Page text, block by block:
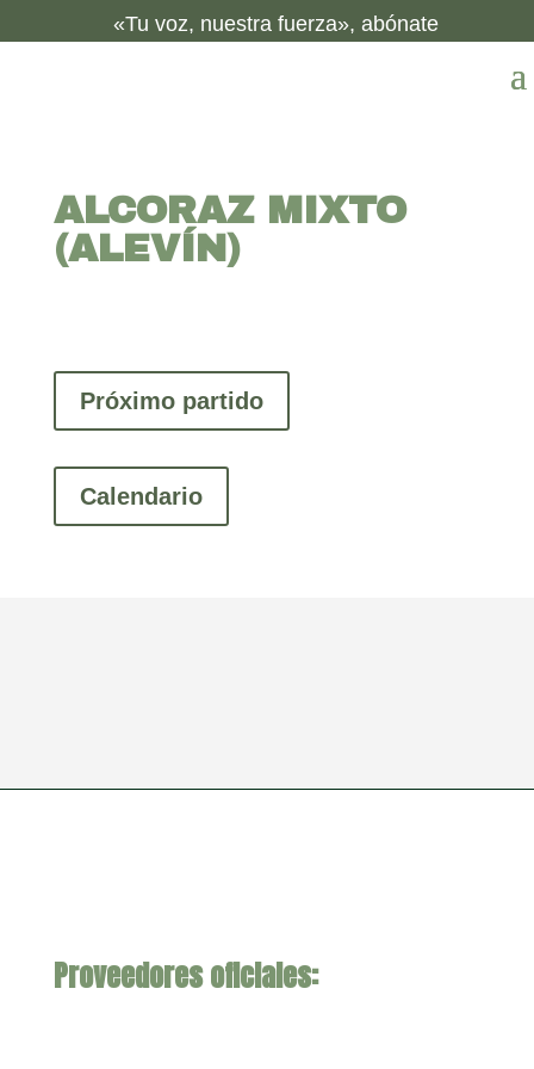
«Tu voz, nuestra fuerza», abónate
ALCORAZ MIXTO
(ALEVÍN)
Próximo partido
Calendario
Proveedores oficiales: